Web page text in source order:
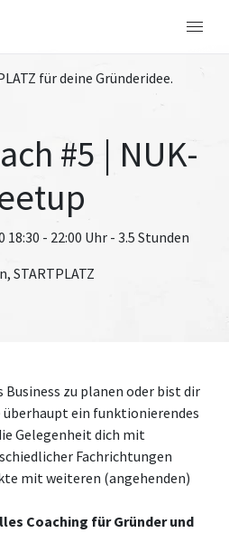
für deine Gründeridee.
#5 | NUK-
- 22:00 Uhr - 3.5 Stunden
STARTPLATZ
Business zu planen oder bist dir
überhaupt ein funktionierendes
Gelegenheit dich mit
Fachrichtungen
mit weiteren (angehenden)
Coaching für Gründer und